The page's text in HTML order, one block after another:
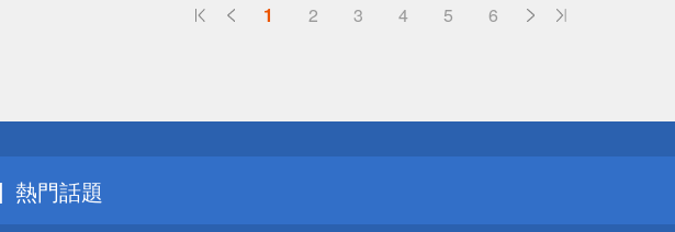
1 2 3 4 5 6
詐騙網頁！請小心！
得獎公告
熱門話題
銀行優惠